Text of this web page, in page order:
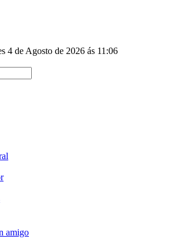
4 de Agosto de 2026 ás 11:06
amigo